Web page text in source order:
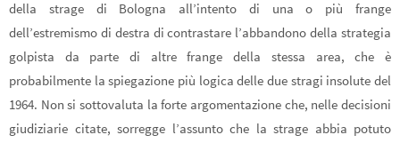
della strage di Bologna all’intento di una o più frange
dell’estremismo di destra di contrastare l’abbandono della strategia
golpista da parte di altre frange della stessa area, che è
probabilmente la spiegazione più logica delle due stragi insolute del
1964. Non si sottovaluta la forte argomentazione che, nelle decisioni
giudiziarie citate, sorregge l’assunto che la strage abbia potuto